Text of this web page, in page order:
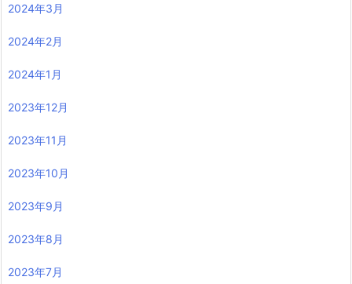
2024年3月
2024年2月
2024年1月
2023年12月
2023年11月
2023年10月
2023年9月
2023年8月
2023年7月